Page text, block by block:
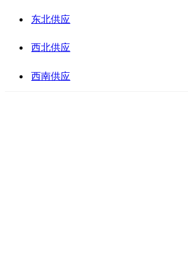
东北供应
西北供应
西南供应